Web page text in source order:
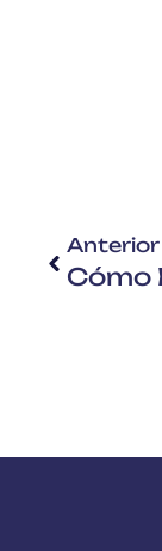
Anterior